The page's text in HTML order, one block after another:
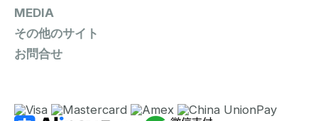
MEDIA
その他のサイト
お問合せ